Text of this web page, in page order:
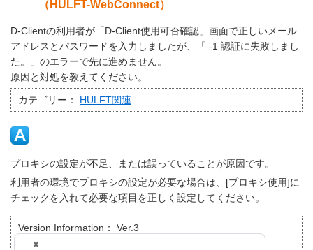
（HULFT-WebConnect）
D-Clientの利用者が「D-Client使用可否確認」画面で正しいメール
アドレスとパスワードを入力しましたが、「 -1 認証に失敗しまし
た。」のエラーで先に進めません。
原因と対処を教えてください。
カテゴリー： HULFT関連
プロキシの設定が不足、または誤っていることが原因です。
利用者の環境でプロキシの設定が必要な場合は、[プロキシ使用]に
チェックを入れて必要な項目を正しく設定してください。
Version Information：
Ver.3
目的別で検索：